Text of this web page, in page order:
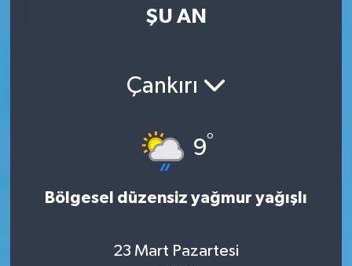
ŞU AN
Çankırı
9°
Bölgesel düzensiz yağmur yağışlı
23 Mart Pazartesi
Son Dakika Haberleri